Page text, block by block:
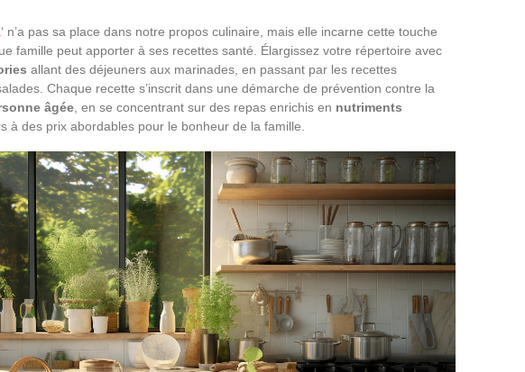
‘ n’a pas sa place dans notre propos culinaire, mais elle incarne cette touche
famille peut apporter à ses recettes santé. Élargissez votre répertoire avec
allant des déjeuners aux marinades, en passant par les recettes
Chaque recette s’inscrit dans une démarche de prévention contre la
âgée , en se concentrant sur des repas enrichis en nutriments
à des prix abordables pour le bonheur de la famille.